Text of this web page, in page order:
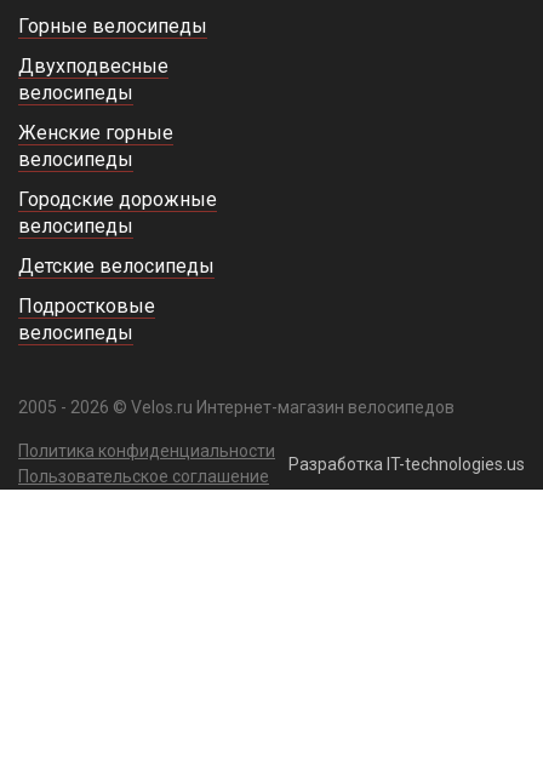
Горные велосипеды
Двухподвесные
велосипеды
Женские горные
велосипеды
Городские дорожные
велосипеды
Детские велосипеды
Подростковые
велосипеды
2005 - 2026 © Velos.ru Интернет-магазин велосипедов
Политика конфиденциальности
Пользовательское соглашение
Разработка IT-technologies.us